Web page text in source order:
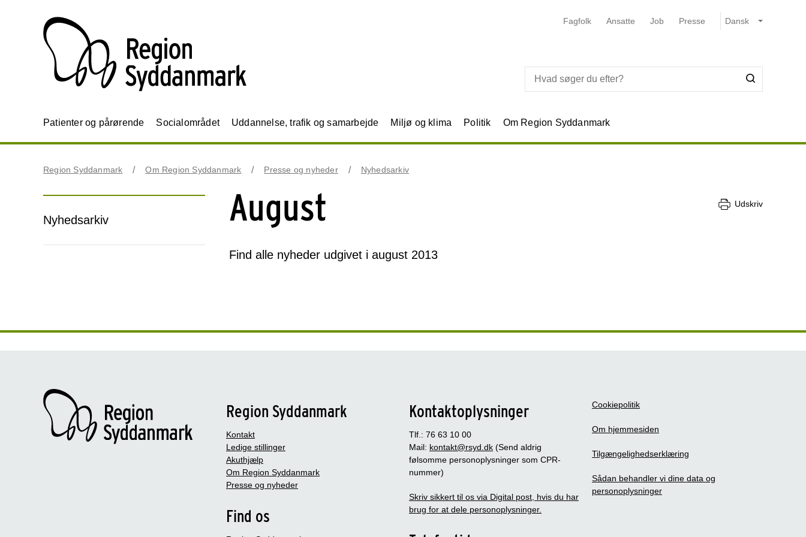
Fagfolk Ansatte Job Presse
Patienter og pårørende Socialområdet Uddannelse, trafik og samarbejde Miljø og klima Politik Om Region Syddanmark
Region Syddanmark Om Region Syddanmark Presse og nyheder Nyhedsarkiv
Nyhedsarkiv August Udskriv
Find alle nyheder udgivet i august 2013
Region Syddanmark
Kontakt
Ledige stillinger
Akuthjælp
Om Region Syddanmark
Presse og nyheder
Find os
Kontaktoplysninger
Tlf.: 76 63 10 00
Mail: kontakt@rsyd.dk (Send aldrig
følsomme personoplysninger som CPR-
nummer)
Skriv sikkert til os via Digital post, hvis du har
brug for at dele personoplysninger.
Cookiepolitik
Om hjemmesiden
Tilgængelighedserklæring
Sådan behandler vi dine data og
personoplysninger